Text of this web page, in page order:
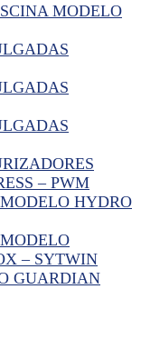
MODELO
– PWM
HYDRO
– SYTWIN
GUARDIAN